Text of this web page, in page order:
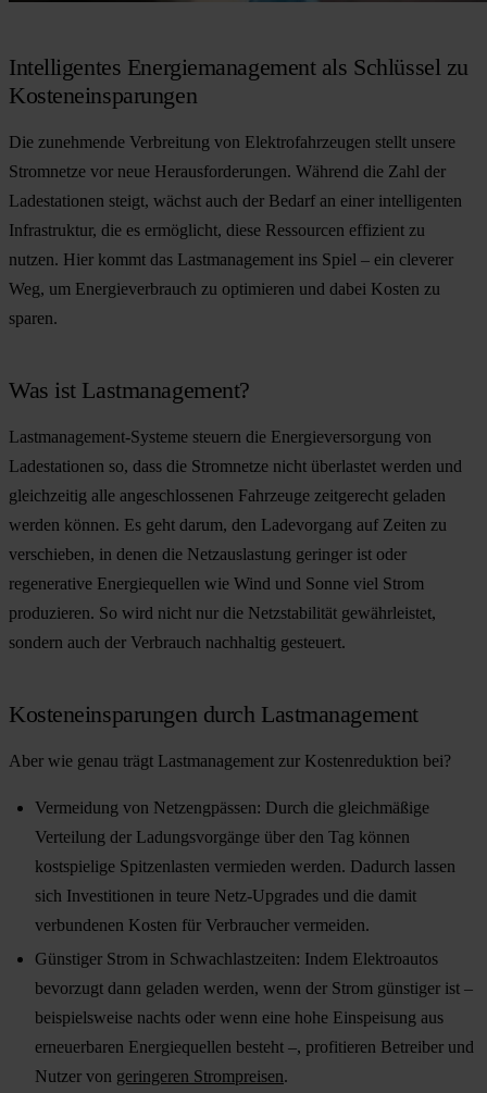
Intelligentes Energiemanagement als Schlüssel zu
Kosteneinsparungen
Die zunehmende Verbreitung von Elektrofahrzeugen stellt unsere
Stromnetze vor neue Herausforderungen. Während die Zahl der
Ladestationen steigt, wächst auch der Bedarf an einer intelligenten
Infrastruktur, die es ermöglicht, diese Ressourcen effizient zu
nutzen. Hier kommt das Lastmanagement ins Spiel – ein cleverer
Weg, um Energieverbrauch zu optimieren und dabei Kosten zu
sparen.
Was ist Lastmanagement?
Lastmanagement-Systeme steuern die Energieversorgung von
Ladestationen so, dass die Stromnetze nicht überlastet werden und
gleichzeitig alle angeschlossenen Fahrzeuge zeitgerecht geladen
werden können. Es geht darum, den Ladevorgang auf Zeiten zu
verschieben, in denen die Netzauslastung geringer ist oder
regenerative Energiequellen wie Wind und Sonne viel Strom
produzieren. So wird nicht nur die Netzstabilität gewährleistet,
sondern auch der Verbrauch nachhaltig gesteuert.
Kosteneinsparungen durch Lastmanagement
Aber wie genau trägt Lastmanagement zur Kostenreduktion bei?
Vermeidung von Netzengpässen: Durch die gleichmäßige
Verteilung der Ladungsvorgänge über den Tag können
kostspielige Spitzenlasten vermieden werden. Dadurch lassen
sich Investitionen in teure Netz-Upgrades und die damit
verbundenen Kosten für Verbraucher vermeiden.
Günstiger Strom in Schwachlastzeiten: Indem Elektroautos
bevorzugt dann geladen werden, wenn der Strom günstiger ist –
beispielsweise nachts oder wenn eine hohe Einspeisung aus
erneuerbaren Energiequellen besteht –, profitieren Betreiber und
Nutzer von geringeren Strompreisen.